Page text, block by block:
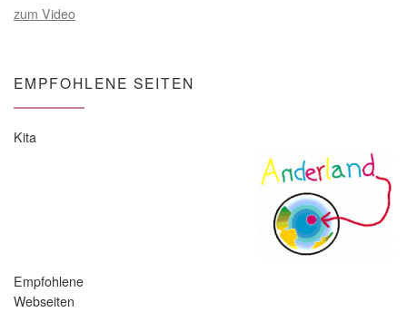
zum Video
EMPFOHLENE SEITEN
Kita
Empfohlene
Webseiten